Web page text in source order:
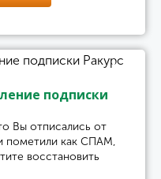
подписки
Вы отписались от
пометили как СПАМ,
восстановить